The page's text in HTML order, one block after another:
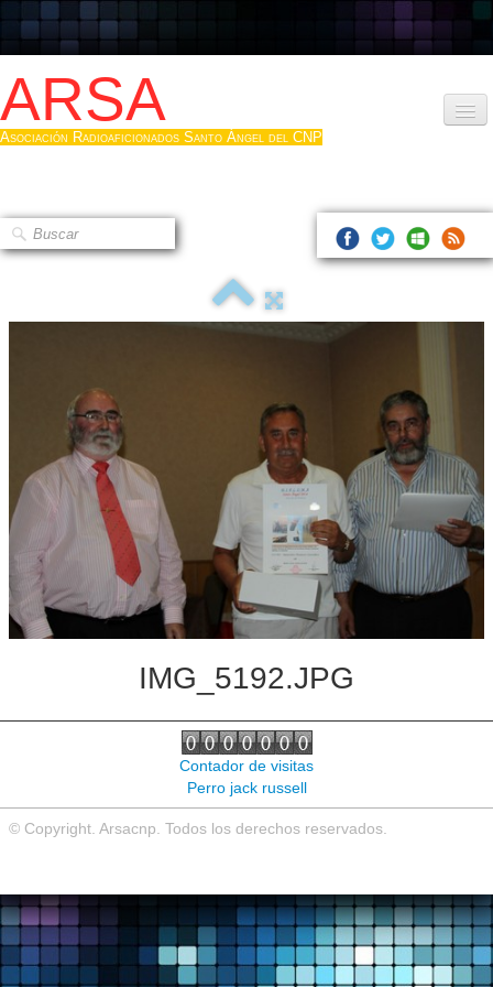
ARSA
Asociación Radioaficionados Santo Ángel del CNP
Que es la ARSA
Hacerse socio
▼
Sistemas Digitales
Noticias de interés
Contacto
IMG_5192.JPG
Contador de visitas
Perro jack russell
© Copyright. Arsacnp. Todos los derechos reservados.